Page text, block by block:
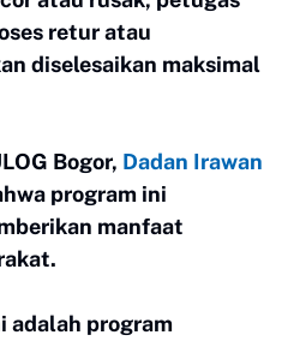
retur atau
diselesaikan maksimal
Bogor, Dadan Irawan
program ini
manfaat
adalah program